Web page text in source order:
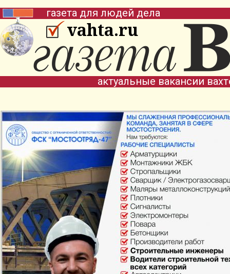
vahta.ru
газета для людей дела
актуальные вакансии